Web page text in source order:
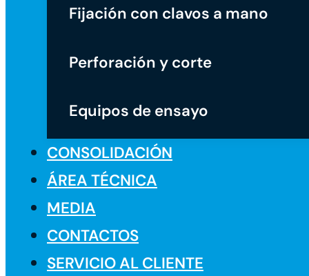
Fijación con clavos a mano
Perforación y corte
Equipos de ensayo
CONSOLIDACIÓN
ÁREA TÉCNICA
MEDIA
CONTACTOS
SERVICIO AL CLIENTE